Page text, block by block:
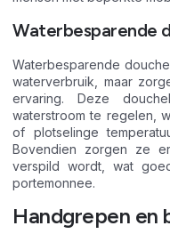
Waterbesparende
Waterbesparende
waterverbruik, maar
ervaring. Deze
waterstroom te regelen,
of plotselinge
Bovendien zorgen ze
verspild wordt, wat
portemonnee.
Handgrepen en